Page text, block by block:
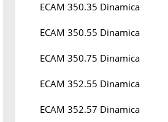
ECAM 350.35 Dinamica
ECAM 350.55 Dinamica
ECAM 350.75 Dinamica
ECAM 352.55 Dinamica
ECAM 352.57 Dinamica